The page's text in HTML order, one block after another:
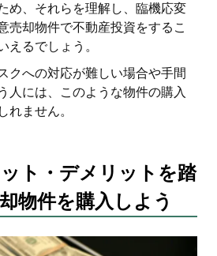
め、それらを理解し、臨機応変
売却物件で不動産投資をするこ
えるでしょう。
クへの対応が難しい場合や手間
人には、このような物件の購入
れません。
ト・デメリットを踏
物件を購入しよう